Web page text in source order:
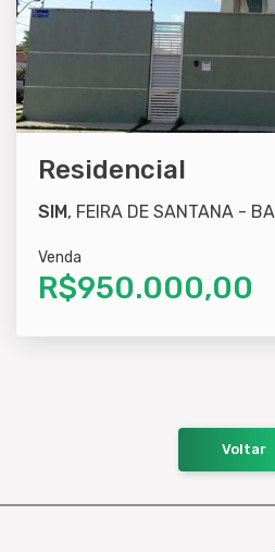
Residencial
SIM, FEIRA DE SANTANA - BA
Venda
R$950.000,00
Voltar